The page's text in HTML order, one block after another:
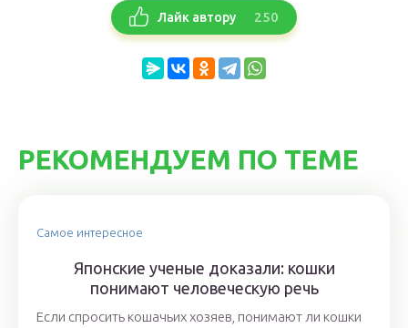
Лайк автору 250
РЕКОМЕНДУЕМ ПО ТЕМЕ
Самое интересное
Японские ученые доказали: кошки
понимают человеческую речь
Если спросить кошачьих хозяев, понимают ли кошки